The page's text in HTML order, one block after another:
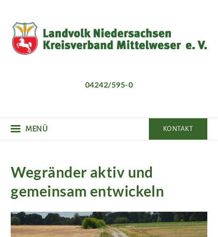
Inhalt
04242/595-0
MENÜ KONTAKT
Wegränder aktiv und
gemeinsam entwickeln